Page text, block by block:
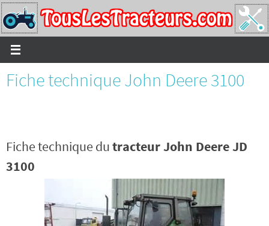
Passer
vers
le
contenu
Fiche technique John Deere 3100
Fiche technique dutracteur John Deere JD
3100